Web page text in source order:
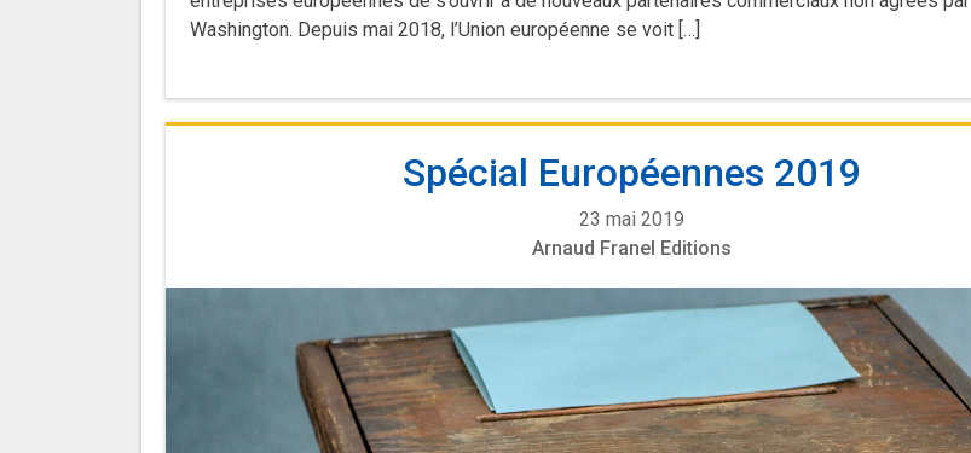
Washington. Depuis mai 2018, l’Union européenne se voit […]
Spécial Européennes 2019
23 mai 2019
Arnaud Franel Editions